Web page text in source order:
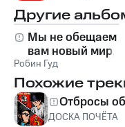
Другие
Мы не обещаем
вам новый мир,
мы строим его
каждый день
Робин Гуд
Похожие
Отбросы
ДОСКА ПОЧЁТА